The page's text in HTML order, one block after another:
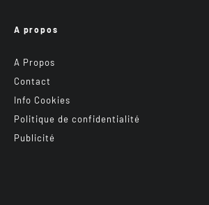
A propos
A Propos
Contact
Info Cookies
Politique de confidentialité
Publicité